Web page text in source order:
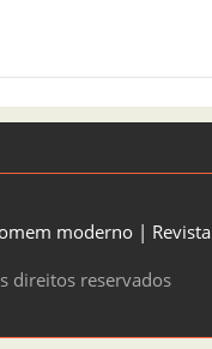
moderno|
direitos reservados